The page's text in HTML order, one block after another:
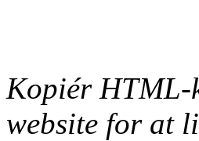
Kopiér HTML-
website for at